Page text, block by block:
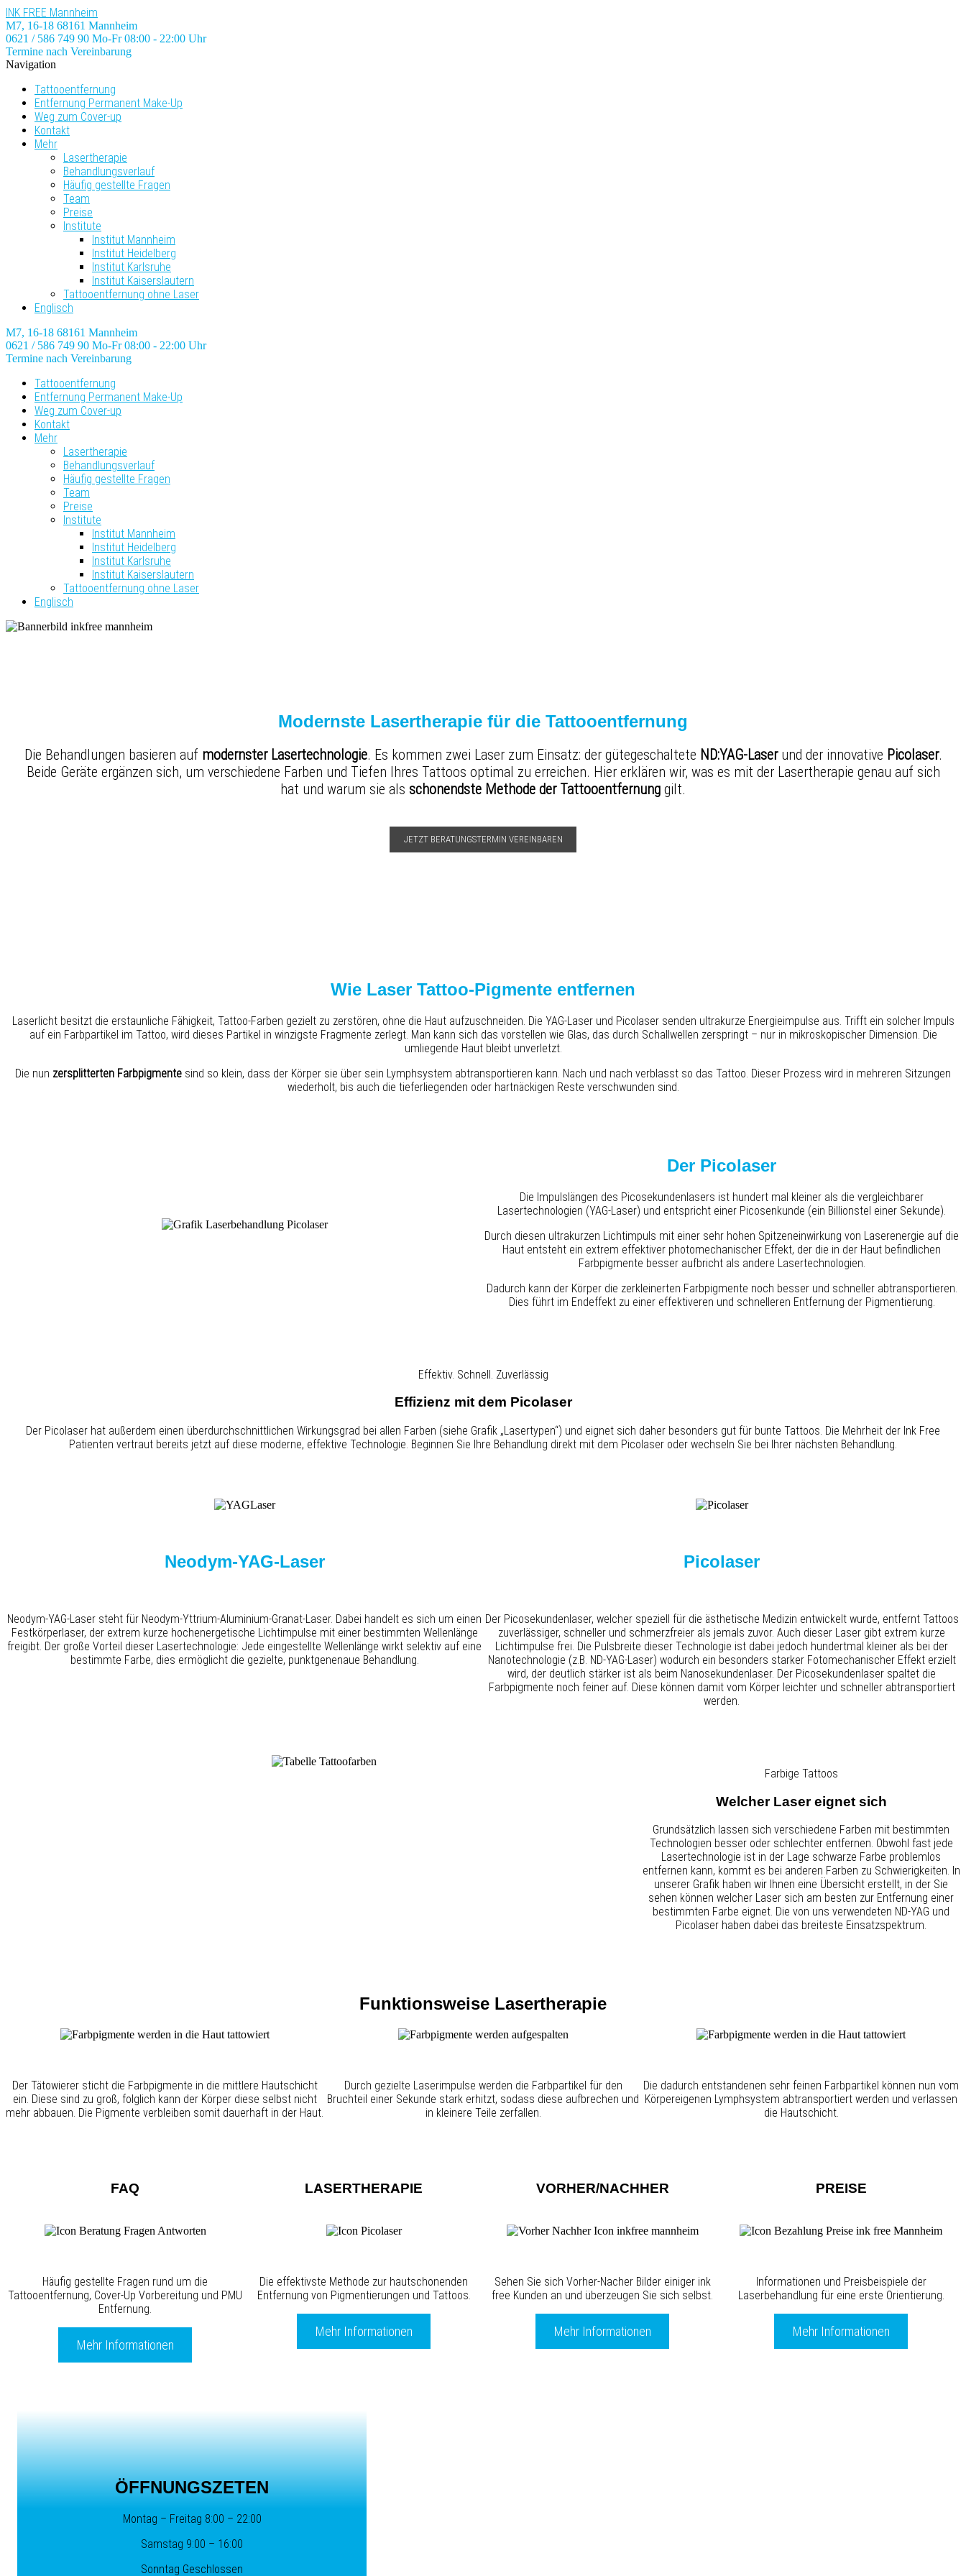
Skip
to
the
content
INK FREE Mannheim
M7, 16-18 68161 Mannheim
0621 / 586 749 90 Mo-Fr 08:00 - 22:00 Uhr
Termine nach Vereinbarung
Navigation
Tattooentfernung
Entfernung Permanent Make-Up
Weg zum Cover-up
Kontakt
Mehr
Lasertherapie
Behandlungsverlauf
Häufig gestellte Fragen
Team
Preise
Institute
Institut Mannheim
Institut Heidelberg
Institut Karlsruhe
Institut Kaiserslautern
Tattooentfernung ohne Laser
Englisch
M7, 16-18 68161 Mannheim
0621 / 586 749 90 Mo-Fr 08:00 - 22:00 Uhr
Termine nach Vereinbarung
Tattooentfernung
Entfernung Permanent Make-Up
Weg zum Cover-up
Kontakt
Mehr
Lasertherapie
Behandlungsverlauf
Häufig gestellte Fragen
Team
Preise
Institute
Institut Mannheim
Institut Heidelberg
Institut Karlsruhe
Institut Kaiserslautern
Tattooentfernung ohne Laser
Englisch
Modernste Lasertherapie für die Tattooentfernung
Die Behandlungen basieren auf modernster Lasertechnologie. Es kommen zwei Laser zum Einsatz: der gütegeschaltete ND:YAG-Laserund der innovative Picolaser.
Beide Geräte ergänzen sich, um verschiedene Farben und Tiefen Ihres Tattoos optimal zu erreichen. Hier erklären wir, was es mit der Lasertherapie genau auf sich
hat und warum sie als schonendste Methode der Tattooentfernung gilt.
JETZT BERATUNGSTERMIN VEREINBAREN
Wie Laser Tattoo-Pigmente entfernen
Laserlicht besitzt die erstaunliche Fähigkeit, Tattoo-Farben gezielt zu zerstören, ohne die Haut aufzuschneiden. Die YAG-Laser und Picolaser senden ultrakurze Energieimpulse aus. Trifft ein solcher Impuls
auf ein Farbpartikel im Tattoo, wird dieses Partikel in winzigste Fragmente zerlegt​. Man kann sich das vorstellen wie Glas, das durch Schallwellen zerspringt – nur in mikroskopischer Dimension. Die
umliegende Haut bleibt unverletzt.
Die nun zersplitterten Farbpigmente sind so klein, dass der Körper sie über sein Lymphsystem abtransportieren kann. Nach und nach verblasst so das Tattoo. Dieser Prozess wird in mehreren Sitzungen
wiederholt, bis auch die tieferliegenden oder hartnäckigen Reste verschwunden sind.
Der Picolaser
Die Impulslängen des Picosekundenlasers ist hundert mal kleiner als die vergleichbarer
Lasertechnologien (YAG-Laser) und entspricht einer Picosenkunde (ein Billionstel einer Sekunde).
Durch diesen ultrakurzen Lichtimpuls mit einer sehr hohen Spitzeneinwirkung von Laserenergie auf die
Haut entsteht ein extrem effektiver photomechanischer Effekt, der die in der Haut befindlichen
Farbpigmente besser aufbricht als andere Lasertechnologien.
Dadurch kann der Körper die zerkleinerten Farbpigmente noch besser und schneller abtransportieren.
Dies führt im Endeffekt zu einer effektiveren und schnelleren Entfernung der Pigmentierung.
Effektiv. Schnell. Zuverlässig
Effizienz mit dem Picolaser
Der Picolaser hat außerdem einen überdurchschnittlichen Wirkungsgrad bei allen Farben (siehe Grafik „Lasertypen“) und eignet sich daher besonders gut für bunte Tattoos. Die Mehrheit der Ink Free
Patienten vertraut bereits jetzt auf diese moderne, effektive Technologie. Beginnen Sie Ihre Behandlung direkt mit dem Picolaser oder wechseln Sie bei Ihrer nächsten Behandlung.
Neodym-YAG-Laser
Neodym-YAG-Laser steht für Neodym-Yttrium-Aluminium-Granat-Laser. Dabei handelt es sich um einen
Festkörperlaser, der extrem kurze hochenergetische Lichtimpulse mit einer bestimmten Wellenlänge
freigibt. Der große Vorteil dieser Lasertechnologie: Jede eingestellte Wellenlänge wirkt selektiv auf eine
bestimmte Farbe, dies ermöglicht die gezielte, punktgenenaue Behandlung.
Picolaser
Der Picosekundenlaser, welcher speziell für die ästhetische Medizin entwickelt wurde, entfernt Tattoos
zuverlässiger, schneller und schmerzfreier als jemals zuvor. Auch dieser Laser gibt extrem kurze
Lichtimpulse frei. Die Pulsbreite dieser Technologie ist dabei jedoch hundertmal kleiner als bei der
Nanotechnologie (z.B. ND-YAG-Laser) wodurch ein besonders starker Fotomechanischer Effekt erzielt
wird, der deutlich stärker ist als beim Nanosekundenlaser. Der Picosekundenlaser spaltet die
Farbpigmente noch feiner auf. Diese können damit vom Körper leichter und schneller abtransportiert
werden.
Farbige Tattoos
Welcher Laser eignet sich
Grundsätzlich lassen sich verschiedene Farben mit bestimmten
Technologien besser oder schlechter entfernen. Obwohl fast jede
Lasertechnologie ist in der Lage schwarze Farbe problemlos
entfernen kann, kommt es bei anderen Farben zu Schwierigkeiten. In
unserer Grafik haben wir Ihnen eine Übersicht erstellt, in der Sie
sehen können welcher Laser sich am besten zur Entfernung einer
bestimmten Farbe eignet. Die von uns verwendeten ND-YAG und
Picolaser haben dabei das breiteste Einsatzspektrum.
Funktionsweise Lasertherapie
Der Tätowierer sticht die Farbpigmente in die mittlere Hautschicht
ein. Diese sind zu groß, folglich kann der Körper diese selbst nicht
mehr abbauen. Die Pigmente verbleiben somit dauerhaft in der Haut.
Durch gezielte Laserimpulse werden die Farbpartikel für den
Bruchteil einer Sekunde stark erhitzt, sodass diese aufbrechen und
in kleinere Teile zerfallen.
Die dadurch entstandenen sehr feinen Farbpartikel können nun vom
Körpereigenen Lymphsystem abtransportiert werden und verlassen
die Hautschicht.
FAQ
Häufig gestellte Fragen rund um die
Tattooentfernung, Cover-Up Vorbereitung und PMU
Entfernung.
Mehr Informationen
LASERTHERAPIE
Die effektivste Methode zur hautschonenden
Entfernung von Pigmentierungen und Tattoos.
Mehr Informationen
VORHER/NACHHER
Sehen Sie sich Vorher-Nacher Bilder einiger ink
free Kunden an und überzeugen Sie sich selbst.
Mehr Informationen
PREISE
Informationen und Preisbeispiele der
Laserbehandlung für eine erste Orientierung.
Mehr Informationen
ÖFFNUNGSZETEN
Montag – Freitag 8:00 – 22:00
Samstag 9:00 – 16:00
Sonntag Geschlossen